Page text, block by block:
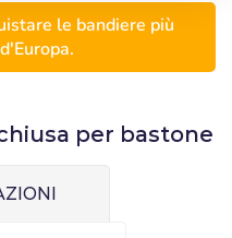
English
le bandiere più
per bastone
número
a